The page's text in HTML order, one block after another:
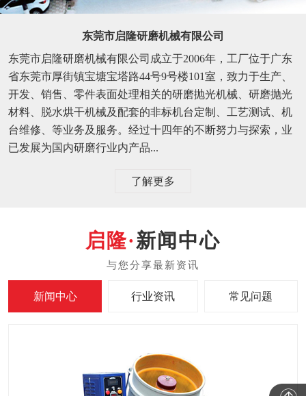
东莞市启隆研磨机械有限公司
东莞市启隆研磨机械有限公司成立于2006年，工厂位于广东
省东莞市厚街镇宝塘宝塔路44号9号楼101室，致力于生产、
开发、销售、零件表面处理相关的研磨抛光机械、研磨抛光
材料、脱水烘干机械及配套的非标机台定制、工艺测试、机
台维修、等业务及服务。经过十四年的不断努力与探索，业
已发展为国内研磨行业内产品...
了解更多
新闻中心
新闻中心 行业资讯 常见问题